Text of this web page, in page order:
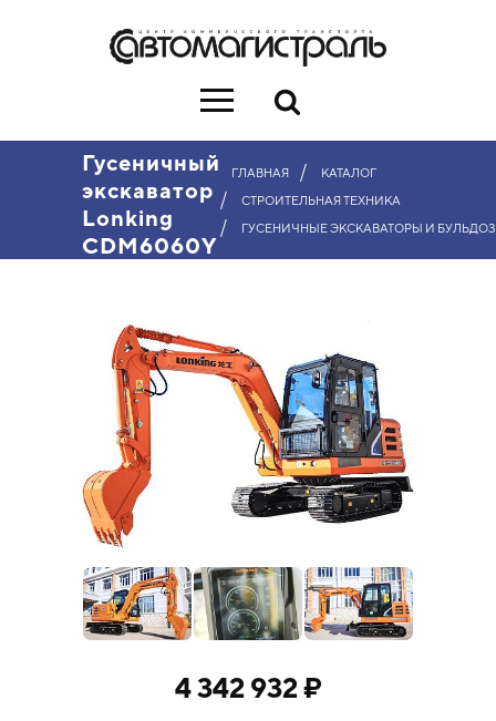
Гусеничный
экскаватор
Lonking
CDM6060Y
ГЛАВНАЯ / КАТАЛОГ
/ СТРОИТЕЛЬНАЯ ТЕХНИКА
/ ГУСЕНИЧНЫЕ ЭКСКАВАТОРЫ И
4 342 932 ₽